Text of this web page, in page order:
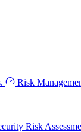
Risk
Risk